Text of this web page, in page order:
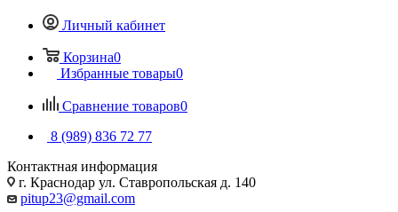
Личный кабинет
Корзина0
Избранные товары0
Сравнение товаров0
8 (989) 836 72 77
Контактная информация
г. Краснодар ул. Ставропольская д. 140
pitup23@gmail.com